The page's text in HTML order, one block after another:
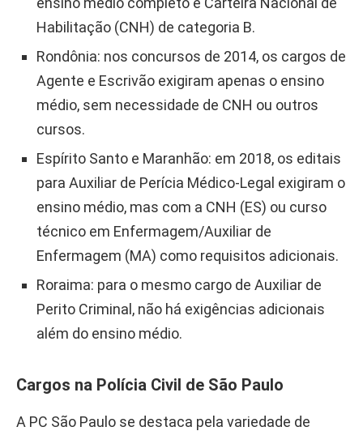
Habilitação (CNH) de categoria B.
Rondônia: nos concursos de 2014, os cargos de
Agente e Escrivão exigiram apenas o ensino
médio, sem necessidade de CNH ou outros
cursos.
Espírito Santo e Maranhão: em 2018, os editais
para Auxiliar de Perícia Médico-Legal exigiram o
ensino médio, mas com a CNH (ES) ou curso
técnico em Enfermagem/Auxiliar de
Enfermagem (MA) como requisitos adicionais.
Roraima: para o mesmo cargo de Auxiliar de
Perito Criminal, não há exigências adicionais
além do ensino médio.
Cargos na Polícia Civil de São Paulo
A PC São Paulo se destaca pela variedade de